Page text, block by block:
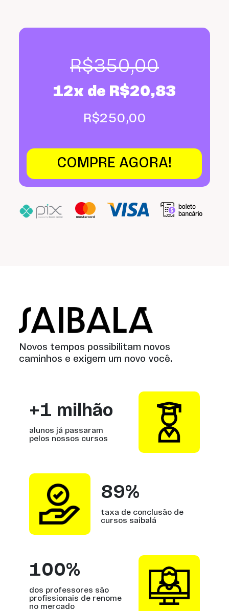
R$350,00
12x de R$20,83
R$250,00
COMPRE AGORA!
Saibalá
Novos tempos possibilitam novos
caminhos e exigem um novo você.
+1 milhão
alunos já passaram
pelos nossos cursos
89%
taxa de conclusão de
cursos saibalá
100%
dos professores são
profissionais de renome
no mercado